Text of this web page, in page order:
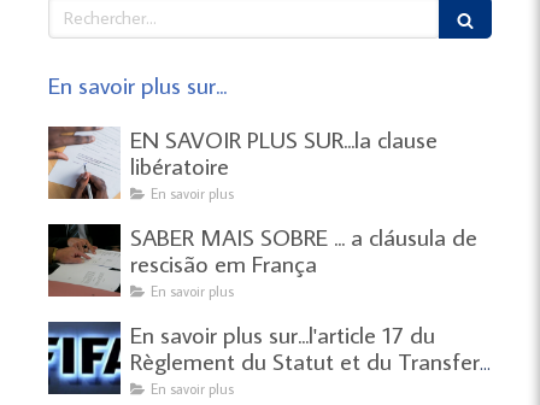
Rechercher
En savoir plus sur...
EN SAVOIR PLUS SUR...la clause
libératoire
En savoir plus
SABER MAIS SOBRE ... a cláusula de
rescisão em França
En savoir plus
En savoir plus sur...l'article 17 du
Règlement du Statut et du Transfert
des Joueurs de la FIFA.
En savoir plus